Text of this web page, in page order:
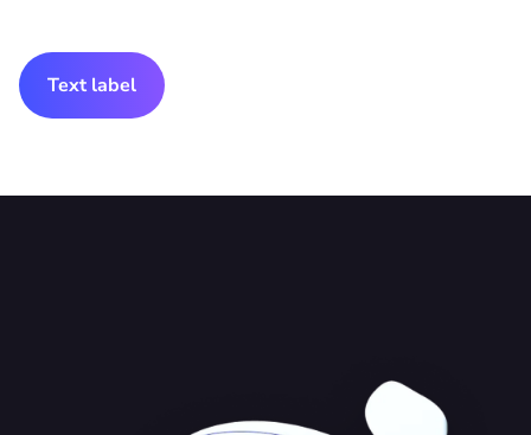
Text label